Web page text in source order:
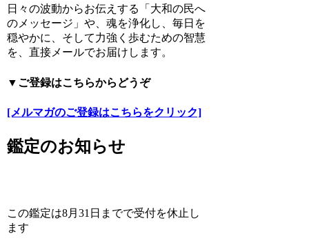
日々の波動からお伝えする「大和の民へ
のメッセージ」や、魂を浄化し、毎日を
穏やかに、そして力強く歩むための智慧
を、直接メールでお届けします。
▼ご登録はこちらからどうぞ
[メルマガのご登録はこちらをクリック]
鑑定のお知らせ
この鑑定は8月31日までで受付を休止し
ます